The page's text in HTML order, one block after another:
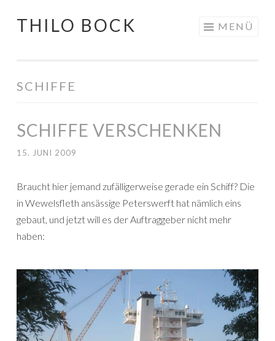
Springe
THILO BOCK MENÜ
SCHIFFE
SCHIFFE VERSCHENKEN
15. JUNI 2009
Braucht hier jemand zufälligerweise gerade ein Schiff? Die
in Wewelsfleth ansässige Peterswerft hat nämlich eins
gebaut, und jetzt will es der Auftraggeber nicht mehr
haben: